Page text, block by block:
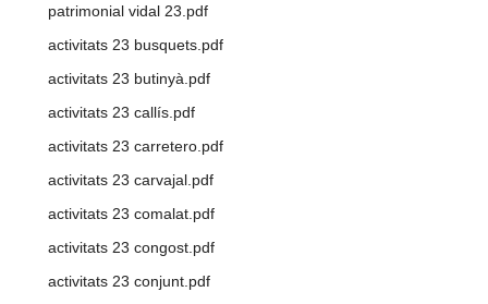
patrimonial vidal 23.pdf
activitats 23 busquets.pdf
activitats 23 butinyà.pdf
activitats 23 callís.pdf
activitats 23 carretero.pdf
activitats 23 carvajal.pdf
activitats 23 comalat.pdf
activitats 23 congost.pdf
activitats 23 conjunt.pdf